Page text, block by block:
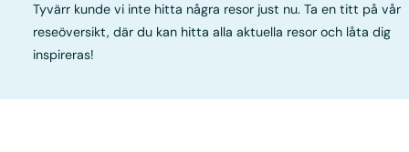
Tyvärr kunde vi inte hitta några resor just nu. Ta en titt på vår
reseöversikt, där du kan hitta alla aktuella resor och låta dig
inspireras!